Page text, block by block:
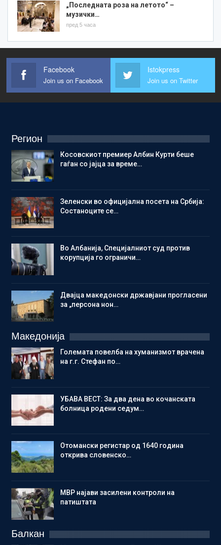
„Последната роза на летото“ –
музички…
пред 5 часа
Facebook
Join us on Facebook
Istokpress
Join us on Twitter
Регион
Косовскиот премиер Албин Курти беше
гаѓан со јајца за време…
Зеленски во официјална посета на Србија:
Состаноците се…
Во Албанија, Специјалниот суд против
корупција го ограничи…
Двајца македонски државјани прогласени
за „персона нон…
Македонија
Големата повелба на хуманизмот врачена
на г.г. Стефан по…
УБАВА ВЕСТ: За два дена во кочанската
болница родени седум…
Отомански регистар од 1640 година
открива словенско…
МВР најави засилени контроли на
патиштата
Балкан